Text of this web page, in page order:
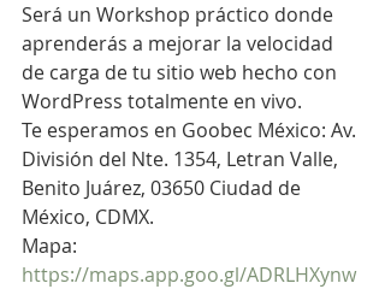
Será un Workshop práctico donde
aprenderás a mejorar la velocidad
de carga de tu sitio web hecho con
WordPress totalmente en vivo.
Te esperamos en Goobec México: Av.
División del Nte. 1354, Letran Valle,
Benito Juárez, 03650 Ciudad de
México, CDMX.
Mapa:
https://maps.app.goo.gl/ADRLHXynw